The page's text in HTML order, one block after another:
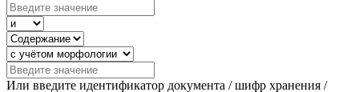
Или введите идентификатор документа / шифр хранения /